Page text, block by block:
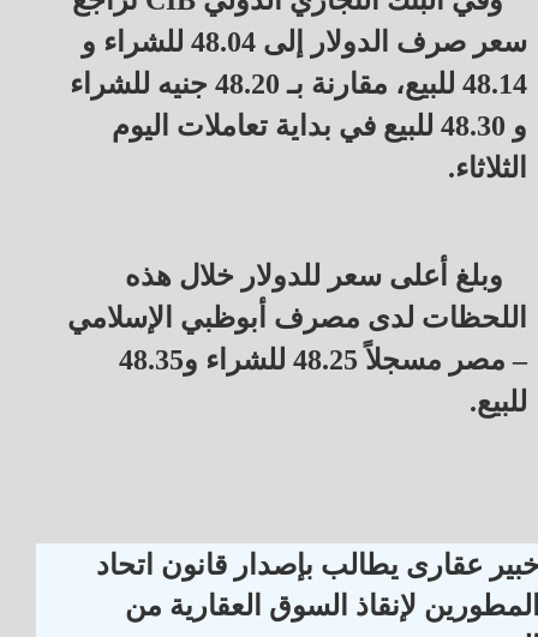
سعر صرف الدولار إلى 48.04 للشراء و
48.14 للبيع، مقارنة بـ 48.20 جنيه للشراء
و 48.30 للبيع في بداية تعاملات اليوم
الثلاثاء.
وبلغ أعلى سعر للدولار خلال هذه
اللحظات لدى مصرف أبوظبي الإسلامي
– مصر مسجلاً 48.25 للشراء و48.35
للبيع.
عقارى يطالب بإصدار قانون اتحاد
لإنقاذ السوق العقارية من